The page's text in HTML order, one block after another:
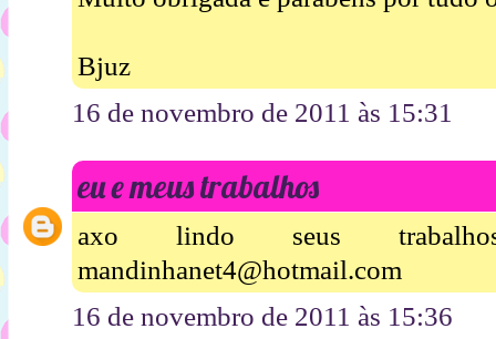
Bjuz
16 de novembro de 2011 às 15:31
eu e meus trabalhos
axo lindo seus
mandinhanet4@hotmail.com
16 de novembro de 2011 às 15:36